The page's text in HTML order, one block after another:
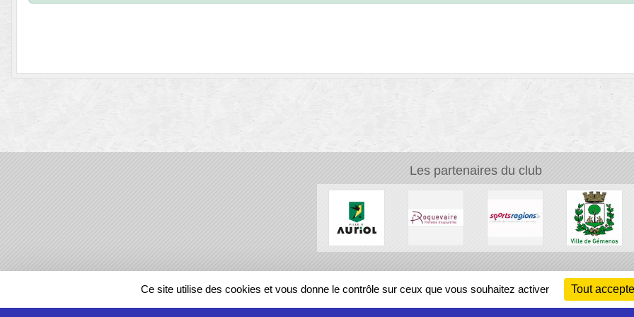
Les partenaires du club
REGIONS
Ce site utilise des cookies et vous donne le contrôle sur ceux que vous souhaitez activer Tout